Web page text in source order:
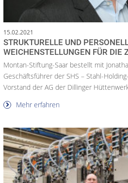
15.02.2021
STRUKTURELLE UND
WEICHENSTELLUNGEN FÜR DIE
Montan-Stiftung-Saar bestellt mit
Geschäftsführer der SHS – Stahl-
Vorstand der AG der Dillinger
Mehr erfahren